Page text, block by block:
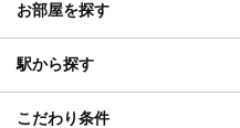
お部屋を探す
駅から探す
こだわり条件